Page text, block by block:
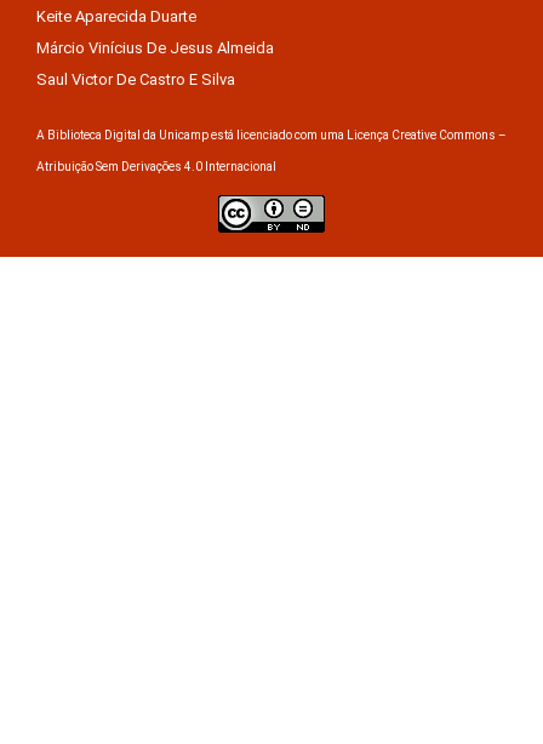
Keite Aparecida Duarte
Márcio Vinícius De Jesus Almeida
Saul Victor De Castro E Silva
A Biblioteca Digital da Unicamp está licenciado com uma Licença Creative Commons –
Atribuição Sem Derivações 4.0 Internacional